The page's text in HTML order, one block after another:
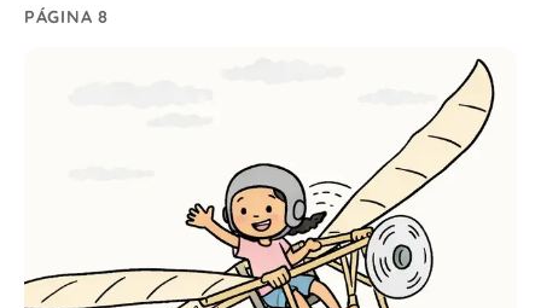
PÁGINA 8